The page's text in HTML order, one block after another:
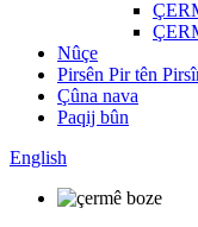
Nûçe
Pirsên Pir tên
Çûna nava
Paqij bûn
English